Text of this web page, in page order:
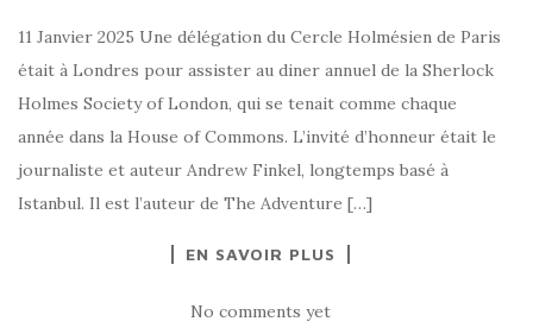
11 Janvier 2025 Une délégation du Cercle Holmésien de Paris
était à Londres pour assister au diner annuel de la Sherlock
Holmes Society of London, qui se tenait comme chaque
année dans la House of Commons. L’invité d’honneur était le
journaliste et auteur Andrew Finkel, longtemps basé à
Istanbul. Il est l’auteur de The Adventure […]
EN SAVOIR PLUS
No comments yet